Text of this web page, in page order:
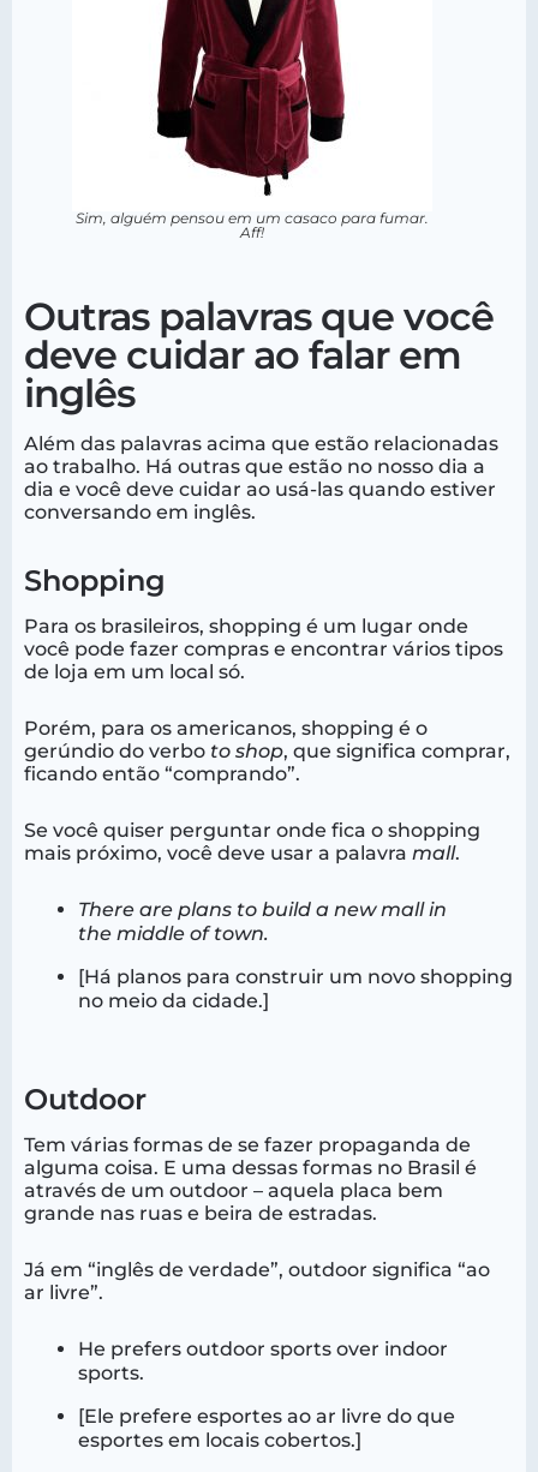
Sim, alguém pensou em um casaco para fumar.
Aff!
Outras palavras que você
deve cuidar ao falar em
inglês
Além das palavras acima que estão relacionadas
ao trabalho. Há outras que estão no nosso dia a
dia e você deve cuidar ao usá-las quando estiver
conversando em inglês.
Shopping
Para os brasileiros, shopping é um lugar onde
você pode fazer compras e encontrar vários tipos
de loja em um local só.
Porém, para os americanos, shopping é o
gerúndio do verbo to shop, que significa comprar,
ficando então “comprando”.
Se você quiser perguntar onde fica o shopping
mais próximo, você deve usar a palavra mall.
There are plans to build a new mall in
the middle of town.
[Há planos para construir um novo shopping
no meio da cidade.]
Outdoor
Tem várias formas de se fazer propaganda de
alguma coisa. E uma dessas formas no Brasil é
através de um outdoor – aquela placa bem
grande nas ruas e beira de estradas.
Já em “inglês de verdade”, outdoor significa “ao
ar livre”.
He prefers outdoor sports over indoor
sports.
[Ele prefere esportes ao ar livre do que
esportes em locais cobertos.]